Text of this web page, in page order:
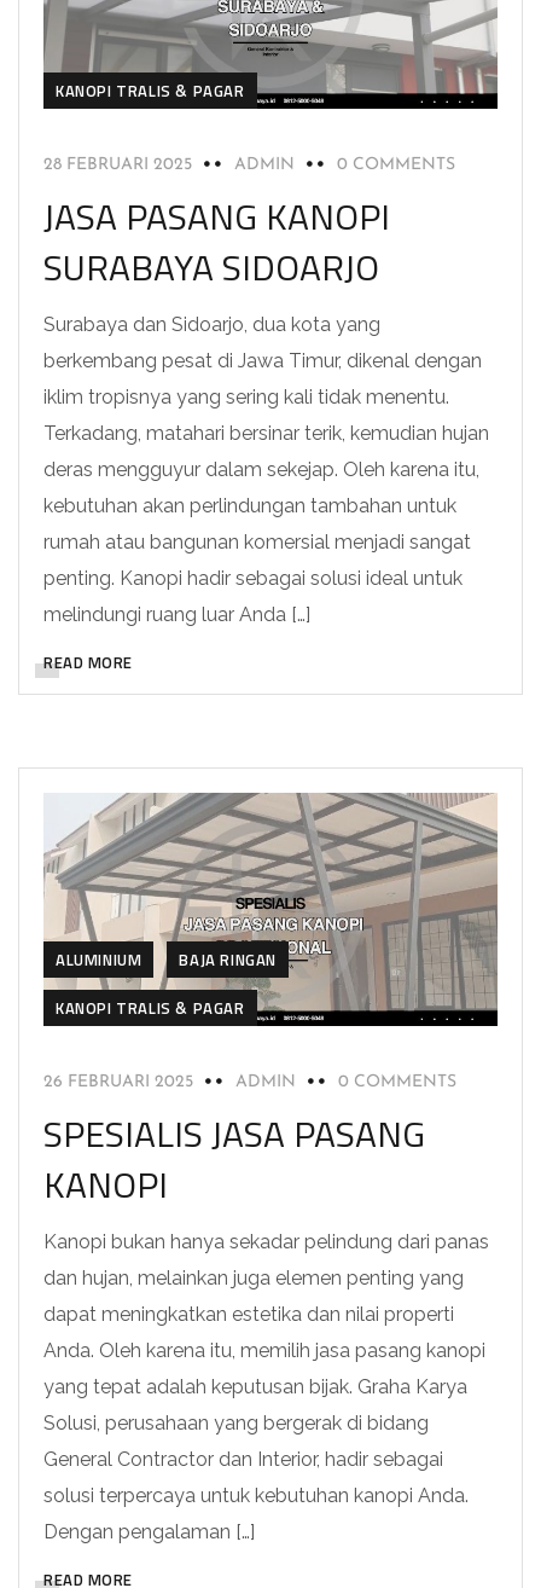
KANOPI TRALIS & PAGAR
28 FEBRUARI 2025 ADMIN 0 COMMENTS
JASA PASANG KANOPI
SURABAYA SIDOARJO
Surabaya dan Sidoarjo, dua kota yang
berkembang pesat di Jawa Timur, dikenal dengan
iklim tropisnya yang sering kali tidak menentu.
Terkadang, matahari bersinar terik, kemudian hujan
deras mengguyur dalam sekejap. Oleh karena itu,
kebutuhan akan perlindungan tambahan untuk
rumah atau bangunan komersial menjadi sangat
penting. Kanopi hadir sebagai solusi ideal untuk
melindungi ruang luar Anda […]
READ MORE
ALUMINIUM
BAJA RINGAN
KANOPI TRALIS & PAGAR
26 FEBRUARI 2025 ADMIN 0 COMMENTS
SPESIALIS JASA PASANG
KANOPI
Kanopi bukan hanya sekadar pelindung dari panas
dan hujan, melainkan juga elemen penting yang
dapat meningkatkan estetika dan nilai properti
Anda. Oleh karena itu, memilih jasa pasang kanopi
yang tepat adalah keputusan bijak. Graha Karya
Solusi, perusahaan yang bergerak di bidang
General Contractor dan Interior, hadir sebagai
solusi terpercaya untuk kebutuhan kanopi Anda.
Dengan pengalaman […]
READ MORE